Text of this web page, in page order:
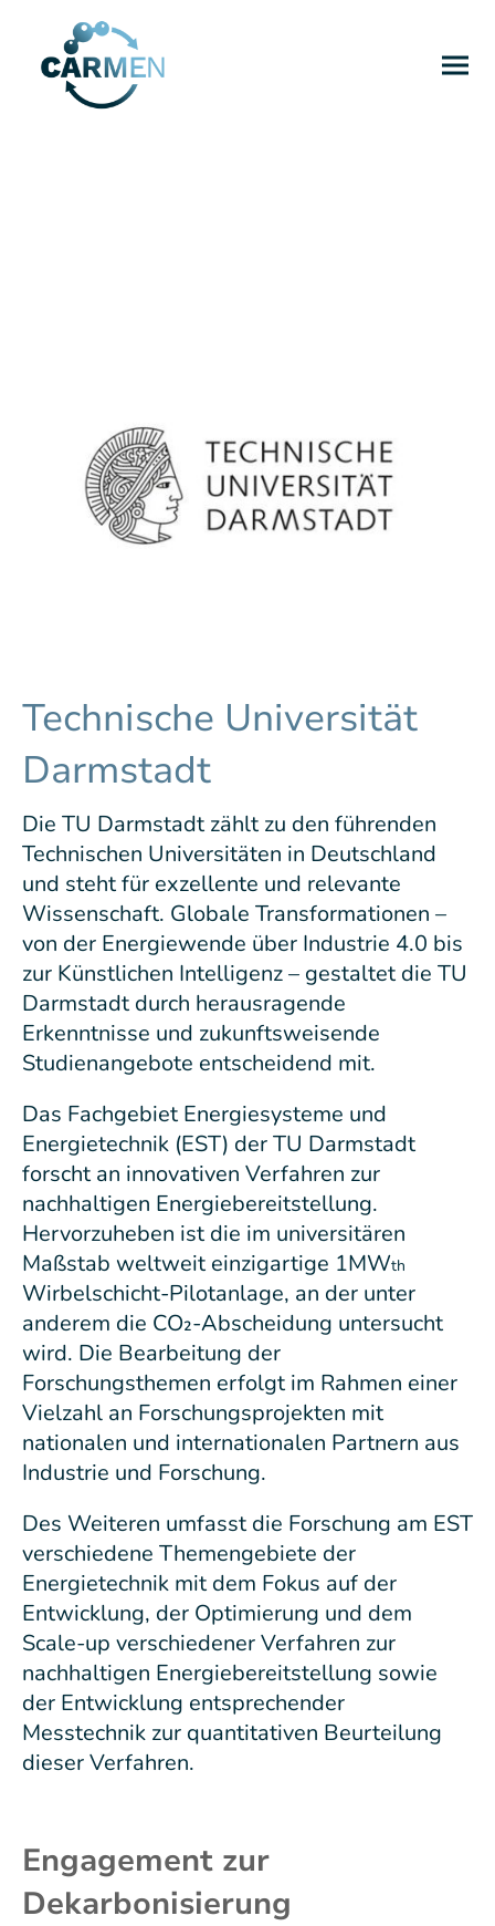
Technische Universität
Darmstadt
Die TU Darmstadt zählt zu den führenden
Technischen Universitäten in Deutschland
und steht für exzellente und relevante
Wissenschaft. Globale Transformationen –
von der Energiewende über Industrie 4.0 bis
zur Künstlichen Intelligenz – gestaltet die TU
Darmstadt durch herausragende
Erkenntnisse und zukunftsweisende
Studienangebote entscheidend mit.
Das Fachgebiet Energiesysteme und
Energietechnik (EST) der TU Darmstadt
forscht an innovativen Verfahren zur
nachhaltigen Energiebereitstellung.
Hervorzuheben ist die im universitären
Maßstab weltweit einzigartige 1MWth
Wirbelschicht-Pilotanlage, an der unter
anderem die CO₂-Abscheidung untersucht
wird. Die Bearbeitung der
Forschungsthemen erfolgt im Rahmen einer
Vielzahl an Forschungsprojekten mit
nationalen und internationalen Partnern aus
Industrie und Forschung.
Des Weiteren umfasst die Forschung am EST
verschiedene Themengebiete der
Energietechnik mit dem Fokus auf der
Entwicklung, der Optimierung und dem
Scale-up verschiedener Verfahren zur
nachhaltigen Energiebereitstellung sowie
der Entwicklung entsprechender
Messtechnik zur quantitativen Beurteilung
dieser Verfahren.
Engagement zur
Dekarbonisierung